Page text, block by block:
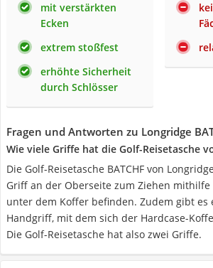
mit verstärkten
Ecken
extrem stoßfest
erhöhte Sicherheit
durch Schlösser
Fragen und Antworten zu Longridge
Wie viele Griffe hat die Golf-Reisetasche
Die Golf-Reisetasche BATCHF von
Griff an der Oberseite zum Ziehen mithilfe
unter dem Koffer befinden. Zudem gibt es
Handgriff, mit dem sich der Hardcase-
Die Golf-Reisetasche hat also zwei Griffe.